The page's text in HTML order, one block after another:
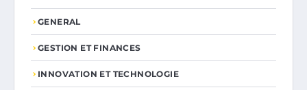
GENERAL
GESTION ET FINANCES
INNOVATION ET TECHNOLOGIE